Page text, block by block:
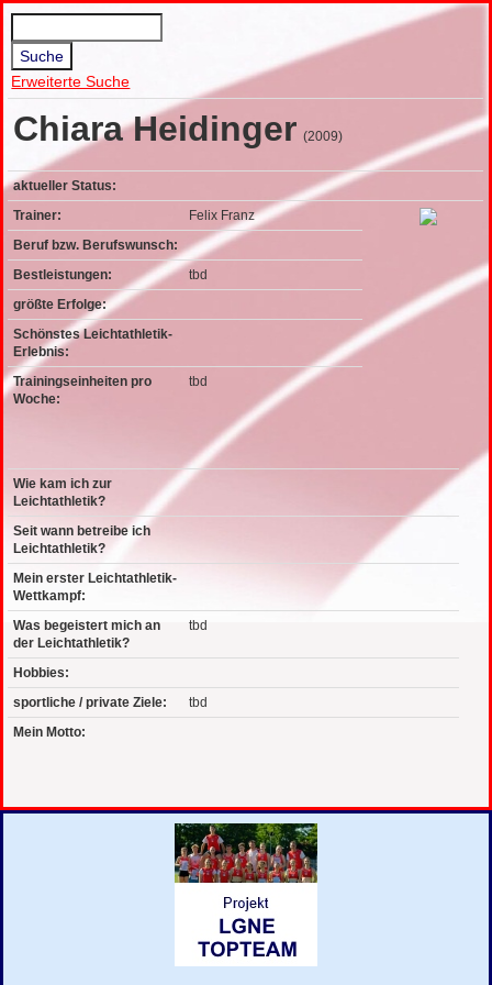
Erweiterte Suche
Chiara Heidinger (2009)
aktueller Status:
Trainer: Felix Franz
Beruf bzw. Berufswunsch:
Bestleistungen: tbd
größte Erfolge:
Schönstes Leichtathletik-
Erlebnis:
Trainingseinheiten pro
Woche:
tbd
Wie kam ich zur
Leichtathletik?
Seit wann betreibe ich
Leichtathletik?
Mein erster Leichtathletik-
Wettkampf:
Was begeistert mich an
der Leichtathletik?
tbd
Hobbies:
sportliche / private Ziele: tbd
Mein Motto: